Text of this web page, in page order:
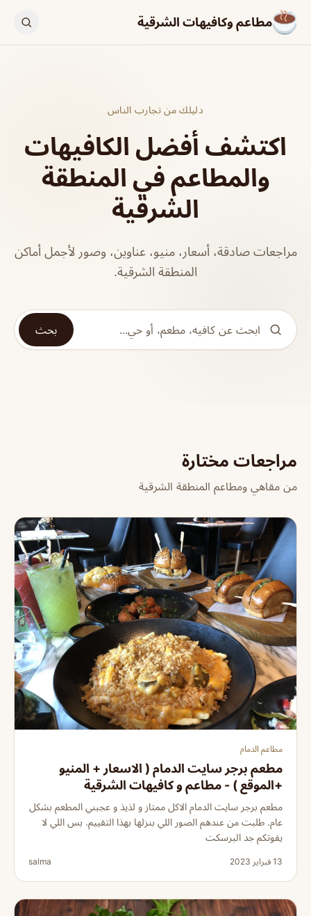
مطاعم وكافيهات الشرقية
دليلك من تجارب الناس
اكتشف أفضل الكافيهات
والمطاعم في المنطقة
الشرقية
مراجعات صادقة، أسعار، منيو، عناوين، وصور لأجمل أماكن
المنطقة الشرقية.
بحث
مراجعات مختارة
من مقاهي ومطاعم المنطقة الشرقية
مطاعم الدمام
مطعم برجر سايت الدمام ( الاسعار + المنيو
+الموقع ) - مطاعم و كافيهات الشرقية
مطعم برجر سايت الدمام الاكل ممتاز و لذيذ و عجبني المطعم بشكل
عام. طلبت من عندهم الصور اللي بنزلها بهذا التقييم. بس اللي لا
يفوتكم جد البرسكت
13 فبراير 2023 salma